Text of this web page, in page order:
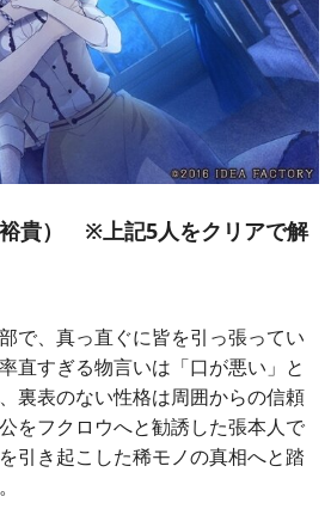
貴） ※上記5人をクリアで解
で、真っ直ぐに皆を引っ張ってい
直すぎる物言いは「口が悪い」と
裏表のない性格は周囲からの信頼
をフクロウへと勧誘した張本人で
引き起こした稀モノの真相へと踏